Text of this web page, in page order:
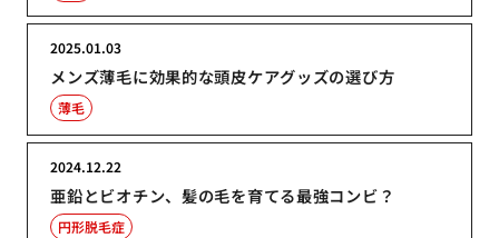
メンズ薄毛に効果的な頭皮ケアグッズの選び方
2025.01.03
薄毛
亜鉛とビオチン、髪の毛を育てる最強コンビ？
2024.12.22
円形脱毛症